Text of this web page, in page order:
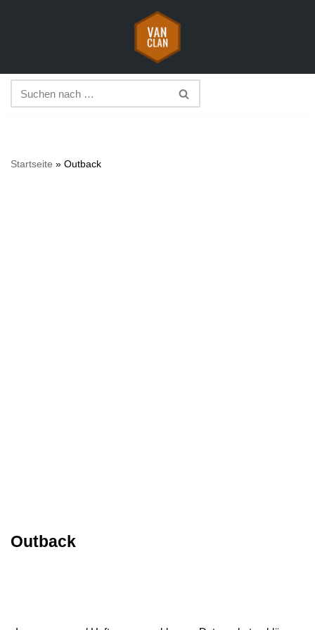
springen
Startseite » Outback
Outback